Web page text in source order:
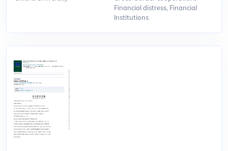
Financial distress, Financial
Institutions